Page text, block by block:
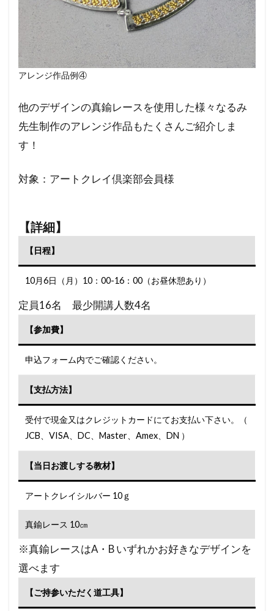
アレンジ作品例④
他のデザインの真鍮レースを使用した様々なるみ
先生制作のアレンジ作品もたくさんご紹介しま
す！
対象：アートクレイ倶楽部会員様
【詳細】
【日程】
10月6日（月）10：00-16：00（お昼休憩あり）
定員16名 最少開講人数4名
【参加費】
申込フォーム内でご確認ください。
【支払方法】
受付で現金又はクレジットカードにてお支払い下さい。（
JCB、VISA、DC、Master、Amex、DN ）
【当日お渡しする教材】
アートクレイシルバー 10ｇ
真鍮レース 10㎝
※真鍮レースはA・B いずれかお好きなデザインを
選べます
【ご持参いただく道工具】